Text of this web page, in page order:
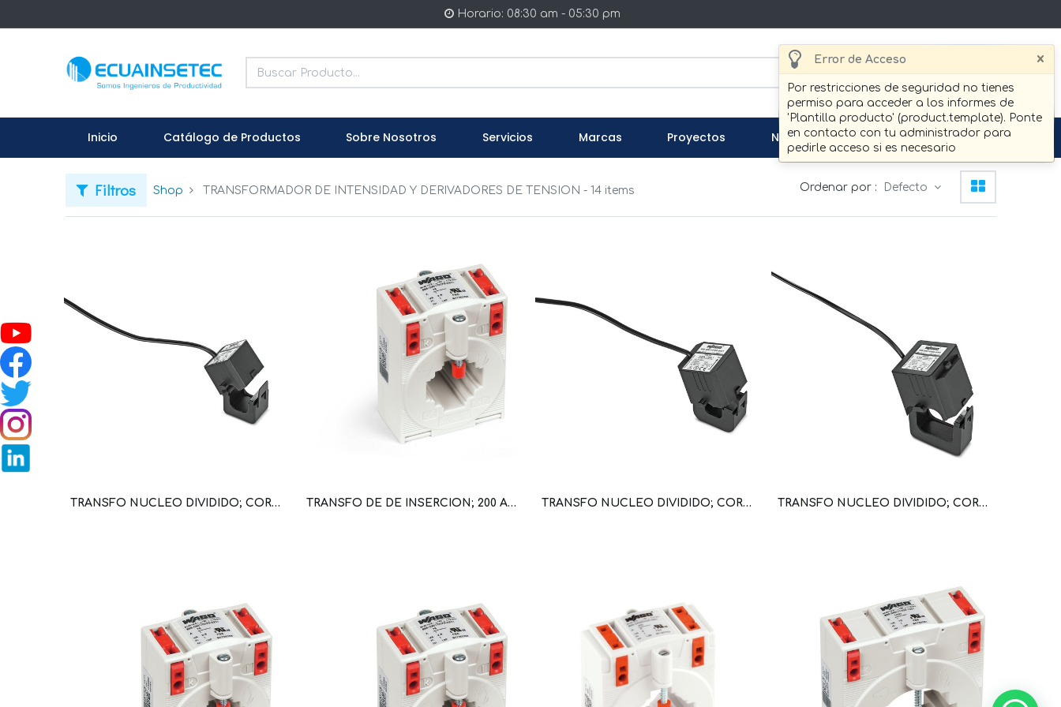
Error de Acceso ×
Por restricciones de seguridad no tienes
permiso para acceder a los informes de
'Plantilla producto' (product.template). Ponte
en contacto con tu administrador para
pedirle acceso si es necesario
Horario: 08:30 am - 05:30 pm
Buscar
Inicio Catálogo de Productos Sobre Nosotros Servicios Marcas Proyectos Noticias Contáctenos
Filtros Shop TRANSFORMADOR DE INTENSIDAD Y DERIVADORES DE TENSION - 14 items Ordenar por : Defecto
TRANSFO NUCLEO DIVIDIDO; CORR PRIM 60A; CORR SEC 1A; POT 0,2VA; CLASE PRECISION 3; LONG COND 3M (WAG100645 / 855-3001/060-003) TRANSFO DE DE INSERCION; 200 A/5 A (WAG100652 / 855-305/200-501) TRANSFO NUCLEO DIVIDIDO; CORR PRIM 200A; CORR SEC 1A; POT 0,2VA; CLASE PRECISION 1; LONG COND 3M (WAG100659 / 855-4001/200-001) TRANSFO NUCLEO DIVIDIDO; CORR PRIM 600A; CORR SEC 5A; POT 0,5VA; CLASE PRECIS 0,5; LONG COND 3M (WAG100665 / 855-5005/600-000)